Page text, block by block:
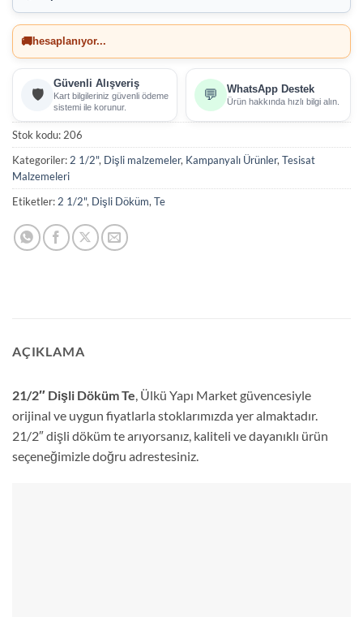
🚚hesaplanıyor...
🛡️
Güvenli Alışveriş
Kart bilgileriniz güvenli ödeme
sistemi ile korunur.
💬 WhatsApp Destek
Ürün hakkında hızlı bilgi alın.
Stok kodu:206
Kategoriler:2 1/2", Dişli malzemeler, Kampanyalı Ürünler,Tesisat
Malzemeleri
Etiketler:2 1/2", Dişli Döküm,Te
AÇIKLAMA
21/2″ Dişli Döküm Te, Ülkü Yapı Market güvencesiyle
orijinal ve uygun fiyatlarla stoklarımızda yer almaktadır.
21/2″ dişli döküm te arıyorsanız, kaliteli ve dayanıklı ürün
seçeneğimizle doğru adrestesiniz.